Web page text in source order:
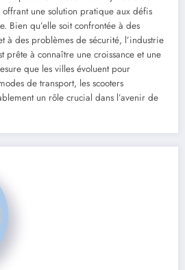
une solution pratique aux défis
Bien qu’elle soit confrontée à des
à des problèmes de sécurité, l’industrie
prête à connaître une croissance et une
que les villes évoluent pour
de transport, les scooters
un rôle crucial dans l’avenir de